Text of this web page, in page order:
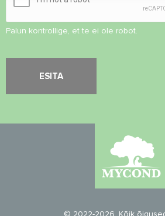
Palun kontrollige, et te ei ole robot.
© 2022-2026. Kõik